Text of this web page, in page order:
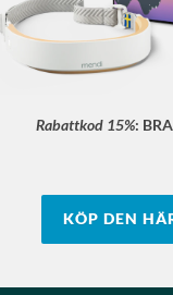
Rabattkod 15%:
KÖP DEN